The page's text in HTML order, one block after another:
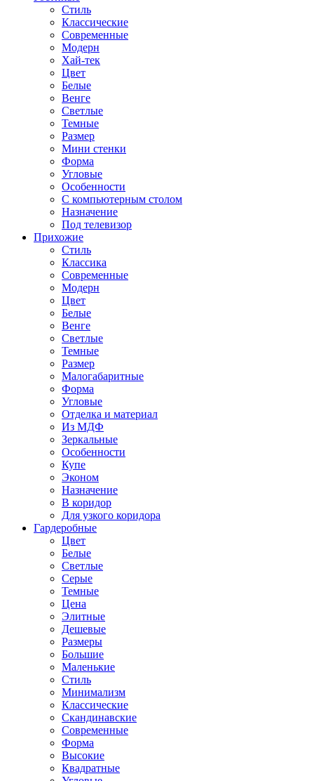
Стиль
Классические
Современные
Модерн
Хай-тек
Цвет
Белые
Венге
Светлые
Темные
Размер
Мини стенки
Форма
Угловые
Особенности
С компьютерным столом
Назначение
Под телевизор
Прихожие
Стиль
Классика
Современные
Модерн
Цвет
Белые
Венге
Светлые
Темные
Размер
Малогабаритные
Форма
Угловые
Отделка и материал
Из МДФ
Зеркальные
Особенности
Купе
Эконом
Назначение
В коридор
Для узкого коридора
Гардеробные
Цвет
Белые
Светлые
Серые
Темные
Цена
Элитные
Дешевые
Размеры
Большие
Маленькие
Стиль
Минимализм
Классические
Скандинавские
Современные
Форма
Высокие
Квадратные